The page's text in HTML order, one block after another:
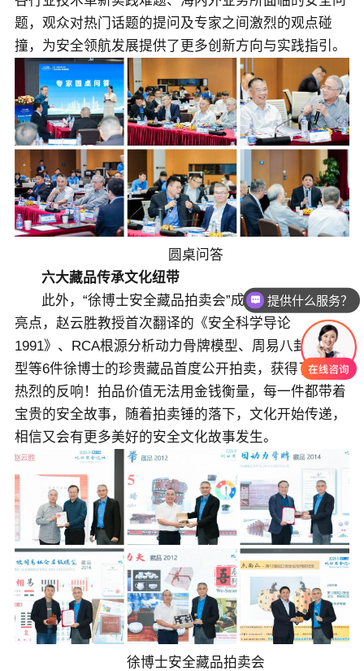
题，观众对热门话题的提问及专家之间激烈的观点碰
撞，为安全领航发展提供了更多创新方向与实践指引。
圆桌问答
六大藏品传承文化纽带
此外，“徐博士安全藏品拍卖会”成为了备受瞩目的
亮点，赵云胜教授首次翻译的《安全科学导论
1991》、RCA根源分析动力骨牌模型、周易八卦骨牌模
型等6件徐博士的珍贵藏品首度公开拍卖，获得了非常
热烈的反响！拍品价值无法用金钱衡量，每一件都带着
宝贵的安全故事，随着拍卖锤的落下，文化开始传递，
相信又会有更多美好的安全文化故事发生。
徐博士安全藏品拍卖会
提供什么服务？